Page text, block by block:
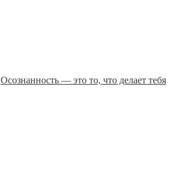
Осознанность — это то, что делает тебя